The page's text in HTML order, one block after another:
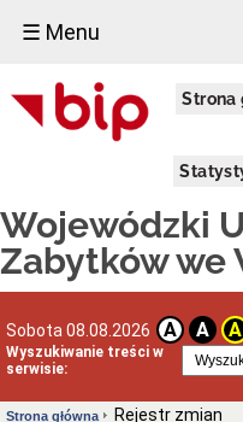
☰ Menu
Strona
Wojewódzki
Zabytków we
Sobota 08.08.2026 A A A
Wyszukiwanie treści w
serwisie:
Dostępność
Deklaracja
dostępności
realizowanym
projekcie
dofinansowanym
Europejskich
Delegatury
adresowe
Strona główna Rejestr zmian